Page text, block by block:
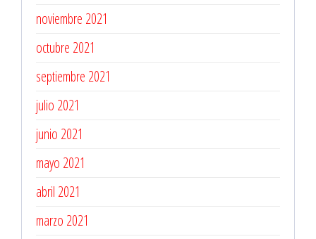
noviembre 2021
octubre 2021
septiembre 2021
julio 2021
junio 2021
mayo 2021
abril 2021
marzo 2021